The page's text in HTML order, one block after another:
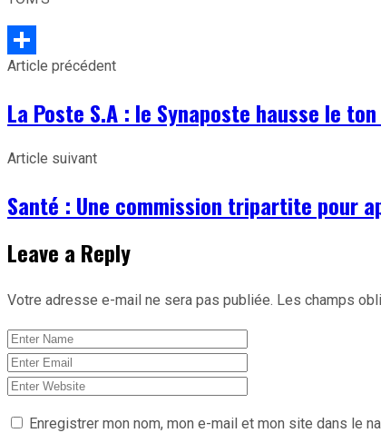
Partager
Article précédent
La Poste S.A : le Synaposte hausse le
Article suivant
Santé : Une commission tripartite pour
Leave a Reply
Votre adresse e-mail ne sera pas publiée. Les champs
Enregistrer mon nom, mon e-mail et mon site dans le